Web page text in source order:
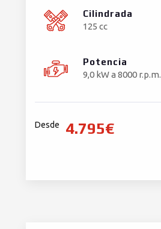
Cilindrada
125 cc
Potencia
9,0 kW a 8000 r.p.m.
Desde 4.795€